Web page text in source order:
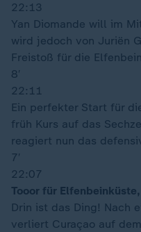
22:13
Yan Diomande will im
wird jedoch von Juriën
Freistoß für die
8′
22:11
Ein perfekter Start für
früh Kurs auf das
reagiert nun das
7′
22:07
Tooor für
Drin ist das Ding! Nach
verliert Curaçao auf